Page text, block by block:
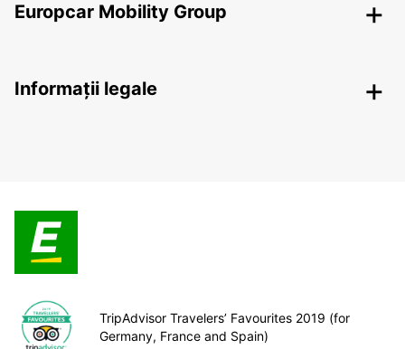
Europcar Mobility Group
Informații legale
TripAdvisor Travelers’ Favourites 2019 (for
Germany, France and Spain)